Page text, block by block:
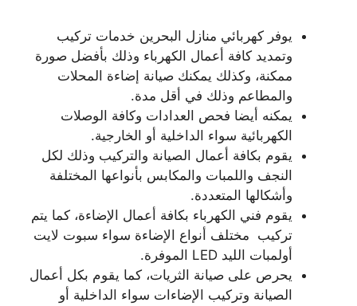
يوفر كهربائي منازل البحرين خدمات تركيب
وتمديد كافة أعمال الكهرباء وذلك بأفضل صورة
ممكنة، وكذلك يمكنك صيانة إضاءة المحلات
والمطاعم وذلك في أقل مدة.
يمكنه أيضا فحص العدادات وكافة الوصلات
الكهربائية سواء الداخلية أو الخارجية.
يقوم بكافة أعمال الصيانة والتركيب وذلك لكل
النجف واللمبات والمكابس بأنواعها المختلفة
وأشكالها المتعددة.
يقوم فني الكهرباء بكافة أعمال الإضاءة، كما يتم
تركيب مختلف أنواع الإضاءة سواء سبوت لايت
أولمبات الليد LED الموفرة.
يحرص على صيانة الثريات، كما يقوم بكل أعمال
الصيانة وتركيب الإضاءات سواء الداخلية أو